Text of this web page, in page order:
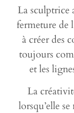
La sculptrice
fermeture de
à créer des
toujours
et les
La
lorsqu’elle